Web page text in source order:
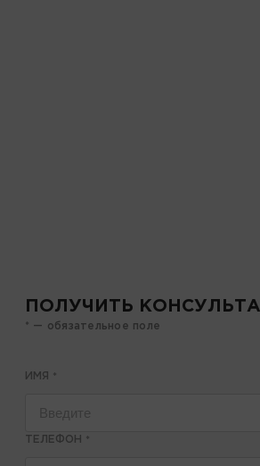
ПОЛУЧИТЬ
* — обязательное поле
ИМЯ *
ТЕЛЕФОН *